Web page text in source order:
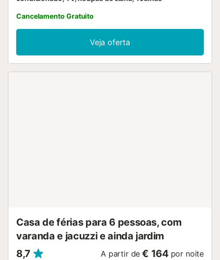
Cancelamento Gratuito
Veja oferta
Casa de férias para 6 pessoas, com
varanda e jacuzzi e ainda jardim
8,7
A partir de € 164 por noite